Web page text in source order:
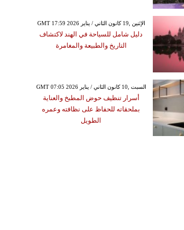
GMT 17:59 2026 الإثنين ,19 كانون الثاني / يناير
دليل شامل للسياحة في الهند لاكتشاف
التاريخ والطبيعة والمغامرة
GMT 07:05 2026 السبت ,10 كانون الثاني / يناير
أسرار تنظيف حوض المطبخ والعناية
بملحقاته للحفاظ على نظافته وعمره
الطويل